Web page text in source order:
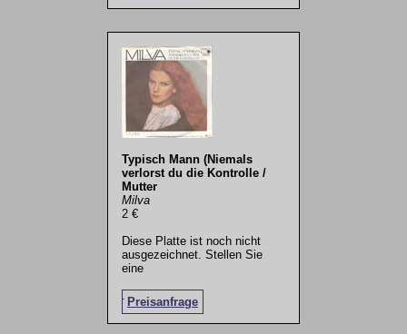
Typisch Mann (Niemals
verlorst du die Kontrolle /
Mutter
Milva
2 €
Diese Platte ist noch nicht
ausgezeichnet. Stellen Sie
eine
Preisanfrage
.